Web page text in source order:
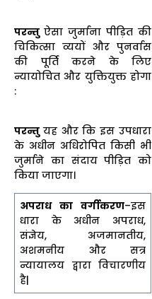
परन्तु ऐसा जुर्माना पीड़ित की
चिकित्सा व्ययों और पुनर्वास
की पूर्ति करने के लिए
न्यायोचित और युक्तियुक्त होगा
:
परन्तु यह और कि इस उपधारा
के अधीन अधिरोपित किसी भी
जुर्माने का संदाय पीड़ित को
किया जाएगा।
अपराध का वर्गीकरण–इस
धारा के अधीन अपराध,
संज्ञेय, अजमानतीय,
अशमनीय और सत्र
न्यायालय द्वारा विचारणीय
है|